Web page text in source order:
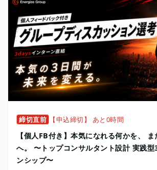
締切直前 【申込締切】 あと0時間
【個人FB付き】本気になれる何かを、
へ。 〜トップコンサルタント設計 実践
ンシップ〜